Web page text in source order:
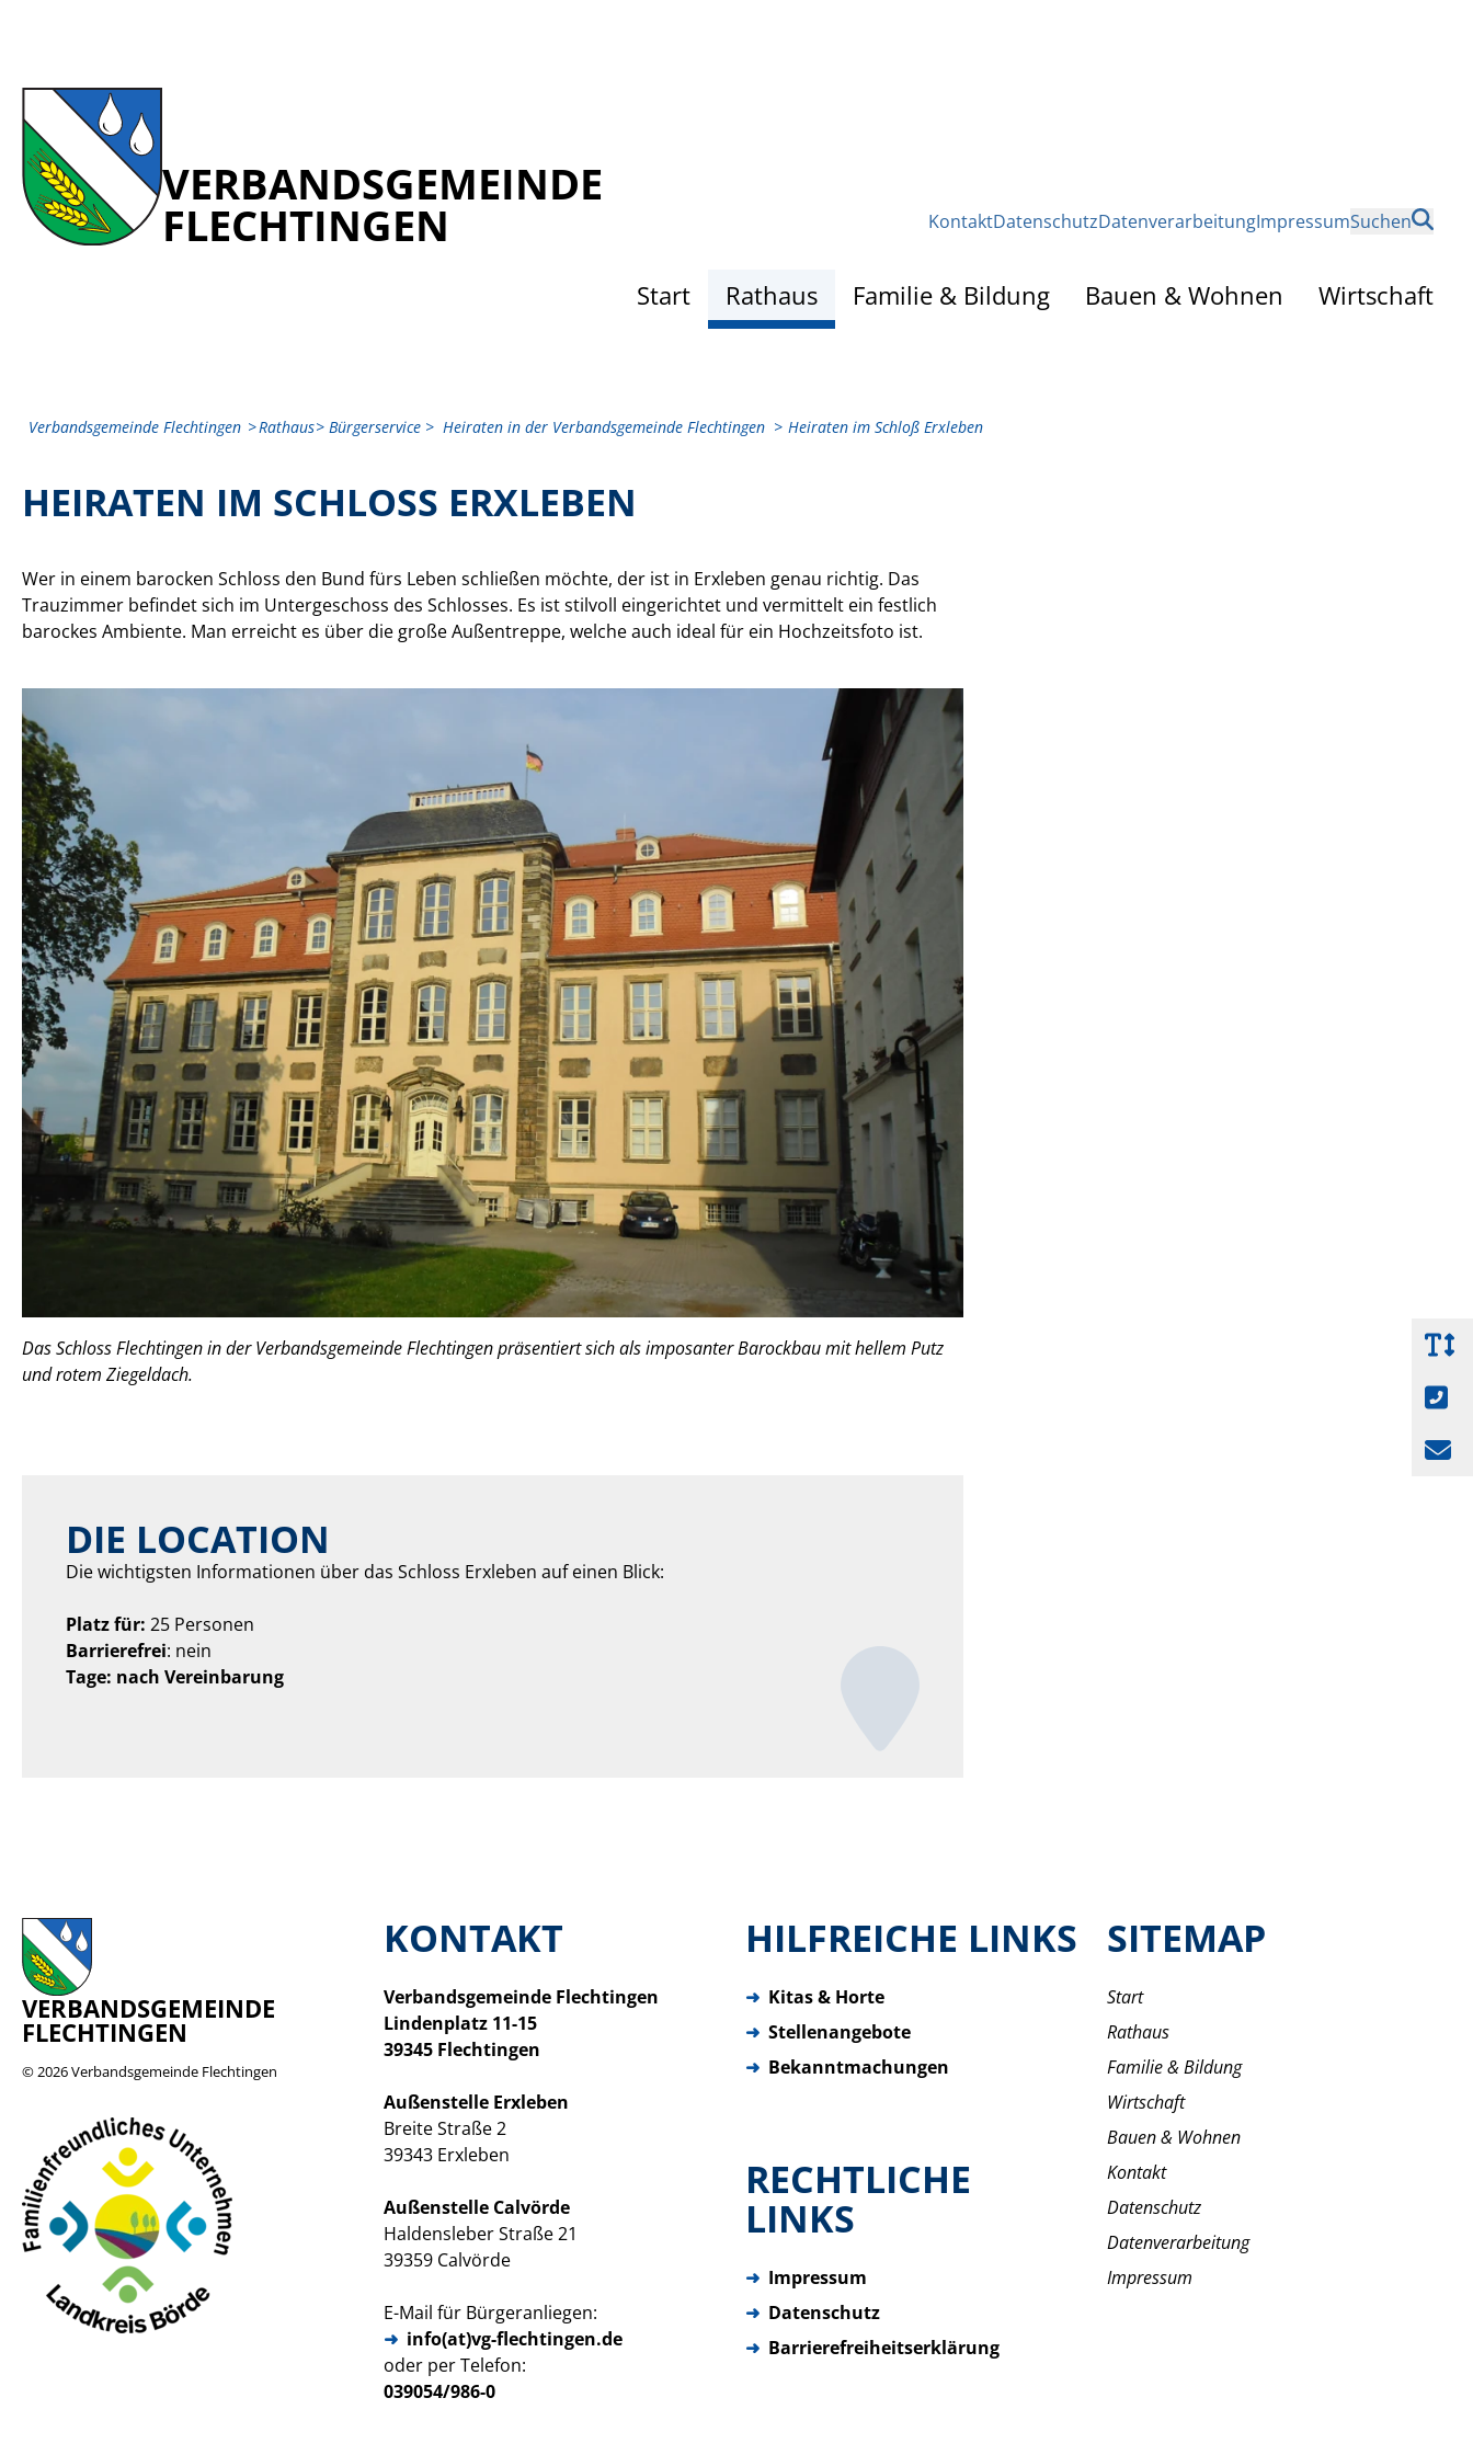
VERBANDSGEMEINDE
FLECHTINGEN KontaktDatenschutzDatenverarbeitungImpressumSuchen
Start Rathaus Familie & Bildung Bauen & Wohnen Wirtschaft
Verbandsgemeinde Flechtingen Rathaus Bürgerservice Heiraten in der Verbandsgemeinde Flechtingen Heiraten im Schloß Erxleben
HEIRATEN IM SCHLOSS ERXLEBEN
Wer in einem barocken Schloss den Bund fürs Leben schließen möchte, der ist in Erxleben genau richtig. Das
Trauzimmer befindet sich im Untergeschoss des Schlosses. Es ist stilvoll eingerichtet und vermittelt ein festlich
barockes Ambiente. Man erreicht es über die große Außentreppe, welche auch ideal für ein Hochzeitsfoto ist.
Das Schloss Flechtingen in der Verbandsgemeinde Flechtingen präsentiert sich als imposanter Barockbau mit hellem Putz
und rotem Ziegeldach.
DIE LOCATION
Die wichtigsten Informationen über das Schloss Erxleben auf einen Blick:
Platz für: 25 Personen
Barrierefrei: nein
Tage: nach Vereinbarung
VERBANDSGEMEINDE
FLECHTINGEN
© 2026Verbandsgemeinde Flechtingen
KONTAKT
Verbandsgemeinde Flechtingen
Lindenplatz 11-15
39345 Flechtingen
Außenstelle Erxleben
Breite Straße 2
39343 Erxleben
Außenstelle Calvörde
Haldensleber Straße 21
39359 Calvörde
E-Mail für Bürgeranliegen:
info(at)vg-flechtingen.de
oder per Telefon:
039054/986-0
HILFREICHE LINKS
➜ Kitas & Horte
➜ Stellenangebote
➜ Bekanntmachungen
RECHTLICHE
LINKS
➜ Impressum
➜ Datenschutz
➜ Barrierefreiheitserklärung
SITEMAP
Start
Rathaus
Familie & Bildung
Wirtschaft
Bauen & Wohnen
Kontakt
Datenschutz
Datenverarbeitung
Impressum